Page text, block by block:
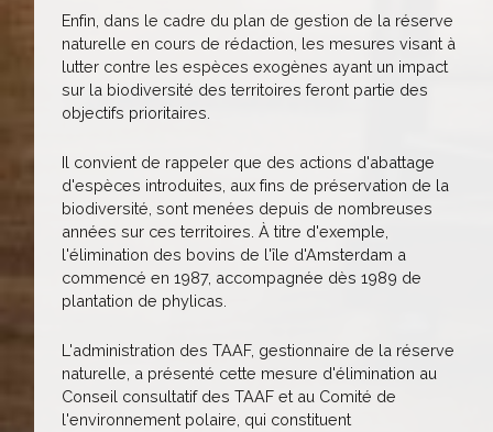
Enfin, dans le cadre du plan de gestion de la réserve
naturelle en cours de rédaction, les mesures visant à
lutter contre les espèces exogènes ayant un impact
sur la biodiversité des territoires feront partie des
objectifs prioritaires.
Il convient de rappeler que des actions d'abattage
d'espèces introduites, aux fins de préservation de la
biodiversité, sont menées depuis de nombreuses
années sur ces territoires. À titre d'exemple,
l'élimination des bovins de l'île d'Amsterdam a
commencé en 1987, accompagnée dès 1989 de
plantation de phylicas.
L'administration des TAAF, gestionnaire de la réserve
naturelle, a présenté cette mesure d'élimination au
Conseil consultatif des TAAF et au Comité de
l'environnement polaire, qui constituent